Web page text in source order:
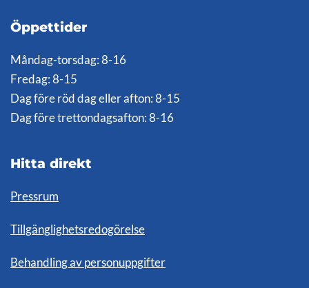
Öppettider
Måndag-torsdag: 8-16
Fredag: 8-15
Dag före röd dag eller afton: 8-15
Dag före trettondagsafton: 8-16
Hitta direkt
Pressrum
Tillgänglighetsredogörelse
Behandling av personuppgifter